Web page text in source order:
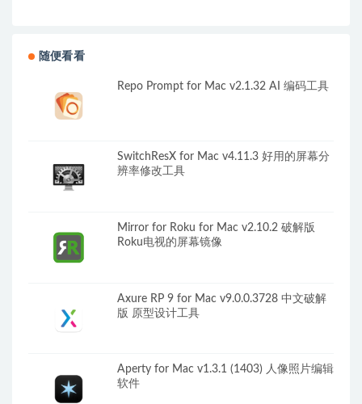
随便看看
Repo Prompt for Mac v2.1.32 AI 编码工具
SwitchResX for Mac v4.11.3 好用的屏幕分
辨率修改工具
Mirror for Roku for Mac v2.10.2 破解版
Roku电视的屏幕镜像
Axure RP 9 for Mac v9.0.0.3728 中文破解
版 原型设计工具
Aperty for Mac v1.3.1 (1403) 人像照片编辑
软件